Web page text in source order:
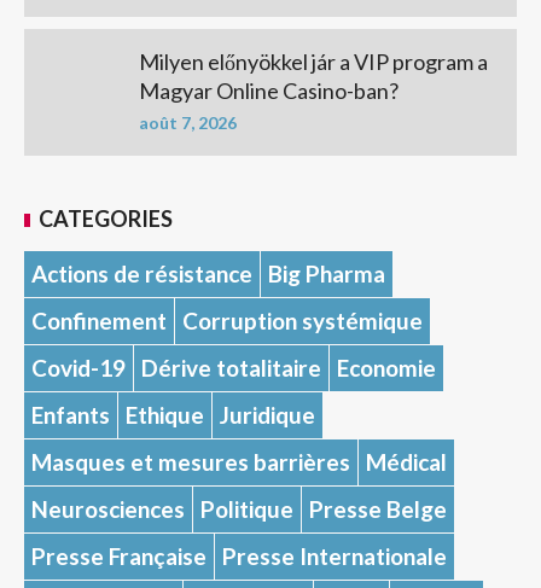
Milyen előnyökkel jár a VIP program a
Magyar Online Casino-ban?
août 7, 2026
CATEGORIES
Actions de résistance
Big Pharma
Confinement
Corruption systémique
Covid-19
Dérive totalitaire
Economie
Enfants
Ethique
Juridique
Masques et mesures barrières
Médical
Neurosciences
Politique
Presse Belge
Presse Française
Presse Internationale